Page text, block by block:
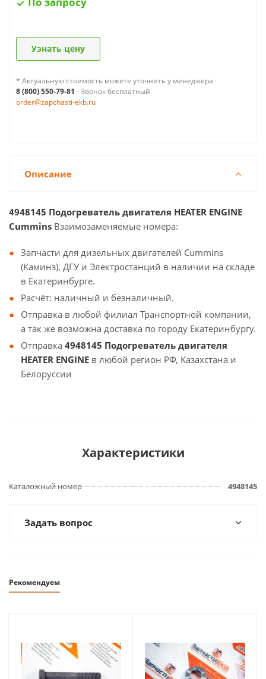
Узнать цену
* Актуальную стоимость можете уточнить у менеджера
8 (800) 550-79-81 - Звонок бесплатный
order@zapchasti-ekb.ru
Описание
4948145 Подогреватель двигателя HEATER ENGINE
Cummins Взаимозаменяемые номера:
Запчасти для дизельных двигателей Cummins
(Каминз), ДГУ и Электростанций в наличии на складе
в Екатеринбурге.
Расчёт: наличный и безналичный.
Отправка в любой филиал Транспортной компании,
а так же возможна доставка по городу Екатеринбургу.
Отправка 4948145 Подогреватель двигателя
HEATER ENGINE в любой регион РФ, Казахстана и
Белоруссии
Характеристики
Каталожный номер 4948145
Задать вопрос
Рекомендуем